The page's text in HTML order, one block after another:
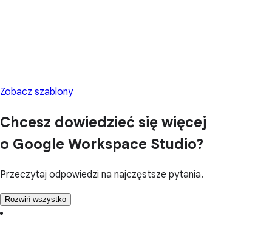
Zobacz szablony
Chcesz dowiedzieć się więcej
o Google Workspace Studio?
Przeczytaj odpowiedzi na najczęstsze pytania.
Rozwiń wszystko